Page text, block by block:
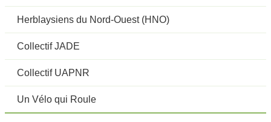
Herblaysiens du Nord-Ouest (HNO)
Collectif JADE
Collectif UAPNR
Un Vélo qui Roule